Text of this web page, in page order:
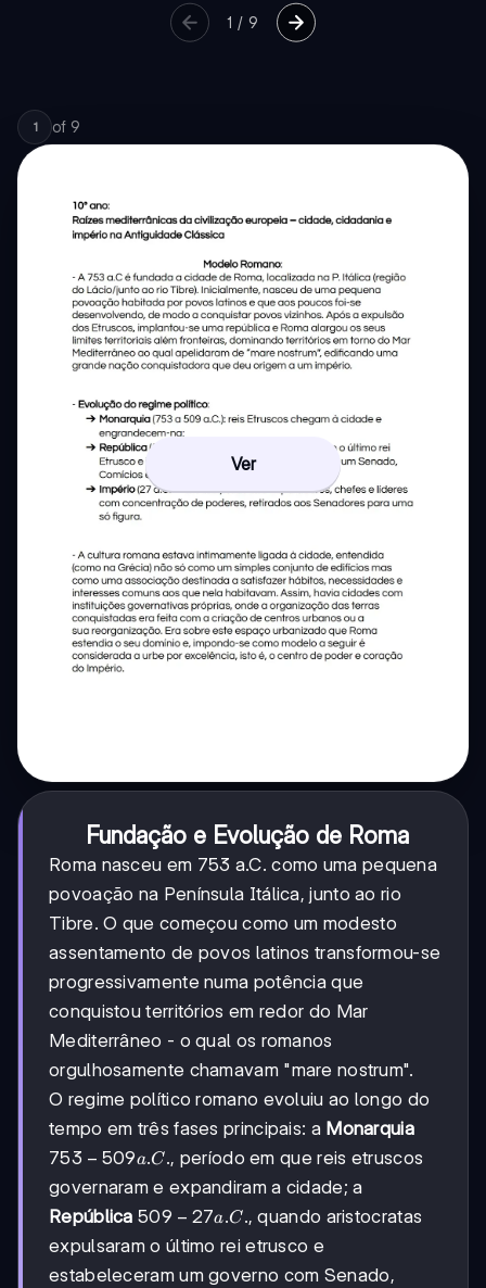
1 /9
1 of 9
Ver
Fundação e Evolução de Roma
Roma nasceu em 753 a.C. como uma pequena
povoação na Península Itálica, junto ao rio
Tibre. O que começou como um modesto
assentamento de povos latinos transformou-se
progressivamente numa potência que
conquistou territórios em redor do Mar
Mediterrâneo - o qual os romanos
orgulhosamente chamavam "mare nostrum".
O regime político romano evoluiu ao longo do
tempo em três fases principais: a Monarquia
753-
509
a.C.
753 − 509a.C., período em que reis etruscos
governaram e expandiram a cidade; a
República 509
-27
a.C.
509 − 27a.C., quando aristocratas
expulsaram o último rei etrusco e
estabeleceram um governo com Senado,